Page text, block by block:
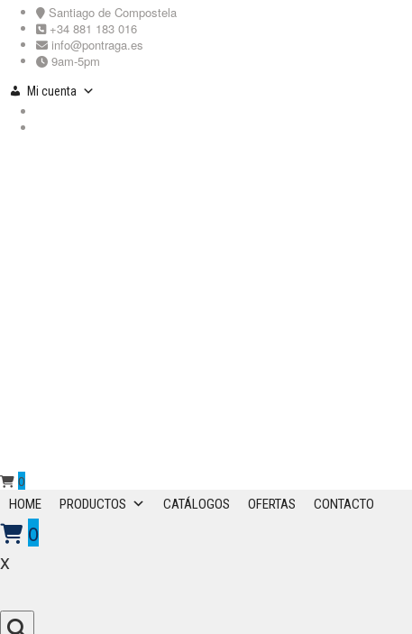
Skip
content
Santiago de Compostela
+34 881 183 016
info@pontraga.es
9am-5pm
Mi cuenta
0
Primary
Menu
HOME PRODUCTOS CATÁLOGOS OFERTAS CONTACTO
0
x